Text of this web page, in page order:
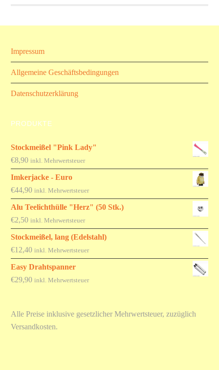
Impressum
Allgemeine Geschäftsbedingungen
Datenschutzerklärung
PRODUKTE
Stockmeißel "Pink Lady"
€8,90 inkl. Mehrwertsteuer
Imkerjacke - Euro
€44,90 inkl. Mehrwertsteuer
Alu Teelichthülle "Herz" (50 Stk.)
€2,50 inkl. Mehrwertsteuer
Stockmeißel, lang (Edelstahl)
€12,40 inkl. Mehrwertsteuer
Easy Drahtspanner
€29,90 inkl. Mehrwertsteuer
Alle Preise inklusive gesetzlicher Mehrwertsteuer, zuzüglich
Versandkosten.